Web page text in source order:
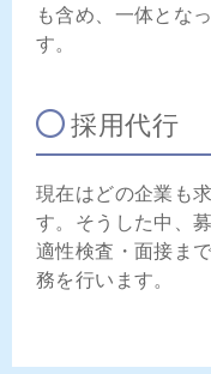
も含め、一体とな
す。
採用代行
現在はどの企業も
す。そうした中、
適性検査・面接ま
務を行います。